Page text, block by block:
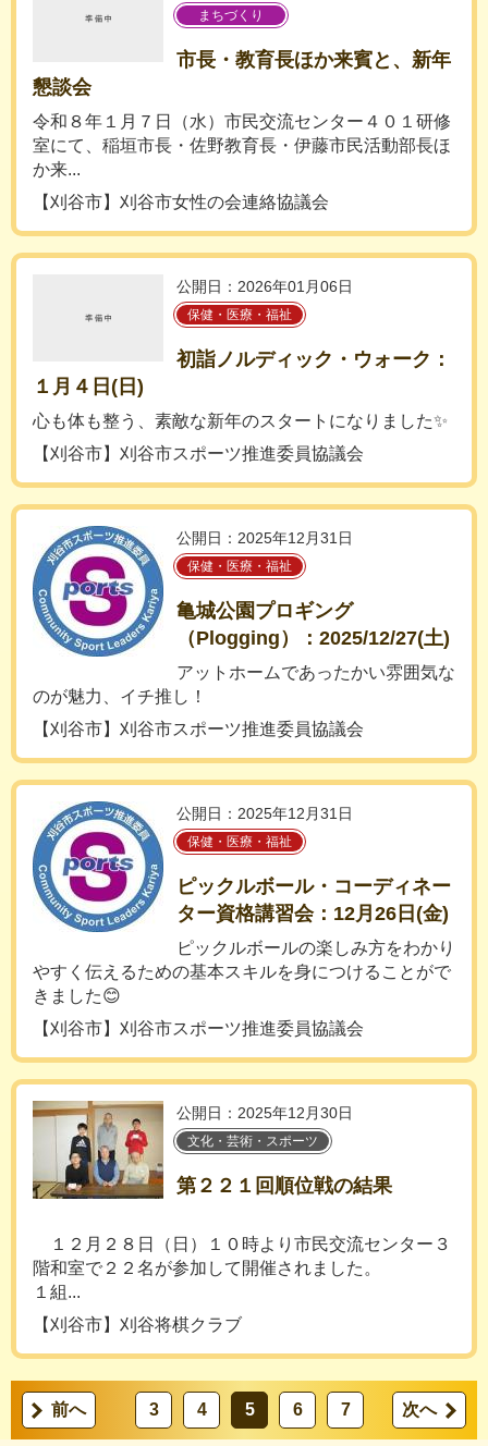
まちづくり
市長・教育長ほか来賓と、新年
懇談会
令和８年１月７日（水）市民交流センター４０１研修
室にて、稲垣市長・佐野教育長・伊藤市民活動部長ほ
か来...
【刈谷市】刈谷市女性の会連絡協議会
公開日：2026年01月06日
保健・医療・福祉
初詣ノルディック・ウォーク：
１月４日(日)
心も体も整う、素敵な新年のスタートになりました✨
【刈谷市】刈谷市スポーツ推進委員協議会
公開日：2025年12月31日
保健・医療・福祉
亀城公園プロギング
（Plogging）：2025/12/27(土)
アットホームであったかい雰囲気な
のが魅力、イチ推し！
【刈谷市】刈谷市スポーツ推進委員協議会
公開日：2025年12月31日
保健・医療・福祉
ピックルボール・コーディネー
ター資格講習会：12月26日(金)
ピックルボールの楽しみ方をわかり
やすく伝えるための基本スキルを身につけることがで
きました😊
【刈谷市】刈谷市スポーツ推進委員協議会
公開日：2025年12月30日
文化・芸術・スポーツ
第２２１回順位戦の結果
１２月２８日（日）１０時より市民交流センター３
階和室で２２名が参加して開催されました。
１組...
【刈谷市】刈谷将棋クラブ
前へ 3 4 5 6 7 次へ